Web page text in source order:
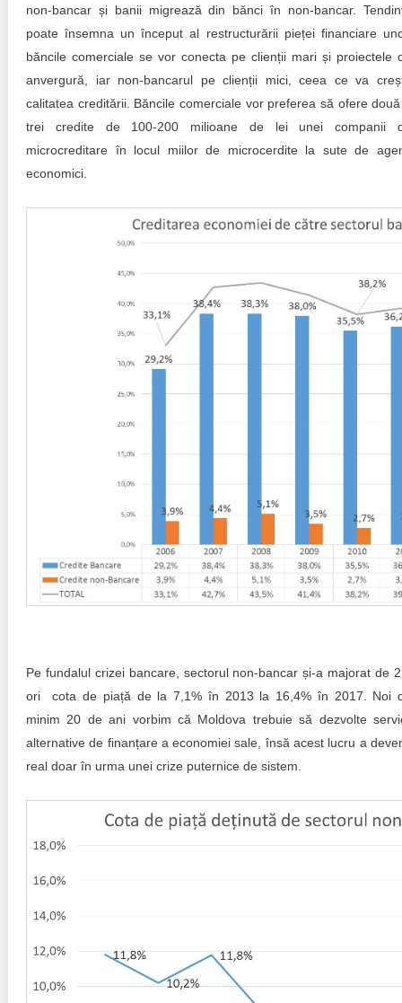
non-bancar și banii migrează din bănci în non-bancar.
poate însemna un început al restructurării pieței financiare
băncile comerciale se vor conecta pe clienții mari și proiectele
anvergură, iar non-bancarul pe clienții mici, ceea ce va
calitatea creditării. Băncile comerciale vor preferea să ofere
trei credite de 100-200 milioane de lei unei companii
microcreditare în locul miilor de microcerdite la sute de
economici.
Pe fundalul crizei bancare, sectorul non-bancar și-a majorat de
ori cota de piață de la 7,1% în 2013 la 16,4% în 2017. Noi
minim 20 de ani vorbim că Moldova trebuie să dezvolte
alternative de finanțare a economiei sale, însă acest lucru a
real doar în urma unei crize puternice de sistem.